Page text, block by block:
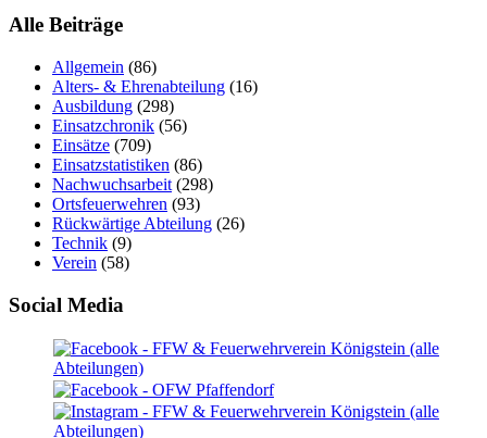
Alle Beiträge
Allgemein (86)
Alters- & Ehrenabteilung (16)
Ausbildung (298)
Einsatzchronik (56)
Einsätze (709)
Einsatzstatistiken (86)
Nachwuchsarbeit (298)
Ortsfeuerwehren (93)
Rückwärtige Abteilung (26)
Technik (9)
Verein (58)
Social Media